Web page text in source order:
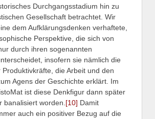
Durchgangsstadium hin zu
Gesellschaft betrachtet. Wir
dem Aufklärungsdenken verhaftete,
Perspektive, die sich von
durch ihren sogenannten
insofern sie nämlich die
Produktivkräfte, die Arbeit und den
Agens der Geschichte erklärt. Im
ist diese Denkfigur dann später
banalisiert worden. [10] Damit
auch ein positiver Bezug auf die